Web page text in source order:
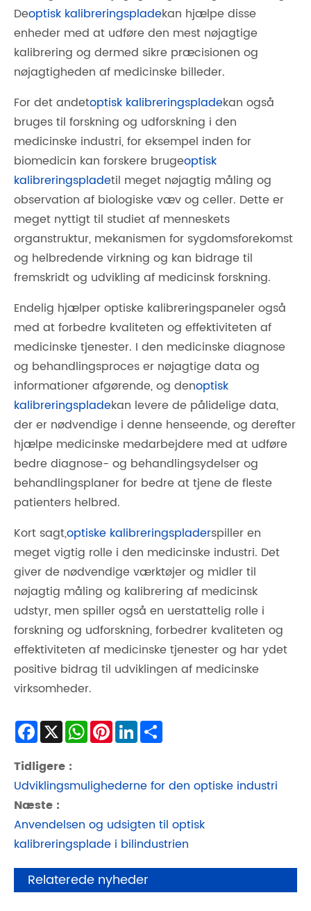
Deoptisk kalibreringspladekan hjælpe disse
enheder med at udføre den mest nøjagtige
kalibrering og dermed sikre præcisionen og
nøjagtigheden af ​​medicinske billeder.
For det andetoptisk kalibreringspladekan også
bruges til forskning og udforskning i den
medicinske industri, for eksempel inden for
biomedicin kan forskere brugeoptisk
kalibreringspladetil meget nøjagtig måling og
observation af biologiske væv og celler. Dette er
meget nyttigt til studiet af menneskets
organstruktur, mekanismen for sygdomsforekomst
og helbredende virkning og kan bidrage til
fremskridt og udvikling af medicinsk forskning.
Endelig hjælper optiske kalibreringspaneler også
med at forbedre kvaliteten og effektiviteten af ​​
medicinske tjenester. I den medicinske diagnose
og behandlingsproces er nøjagtige data og
informationer afgørende, og denoptisk
kalibreringspladekan levere de pålidelige data,
der er nødvendige i denne henseende, og derefter
hjælpe medicinske medarbejdere med at udføre
bedre diagnose- og behandlingsydelser og
behandlingsplaner for bedre at tjene de fleste
patienters helbred.
Kort sagt,optiske kalibreringspladerspiller en
meget vigtig rolle i den medicinske industri. Det
giver de nødvendige værktøjer og midler til
nøjagtig måling og kalibrering af medicinsk
udstyr, men spiller også en uerstattelig rolle i
forskning og udforskning, forbedrer kvaliteten og
effektiviteten af ​​medicinske tjenester og har ydet
positive bidrag til udviklingen af ​​medicinske
virksomheder.
Facebook
X WhatsApp
Pinterest
LinkedIn
Tidligere :
Udviklingsmulighederne for den optiske industri
Næste :
Anvendelsen og udsigten til optisk
kalibreringsplade i bilindustrien
Relaterede nyheder